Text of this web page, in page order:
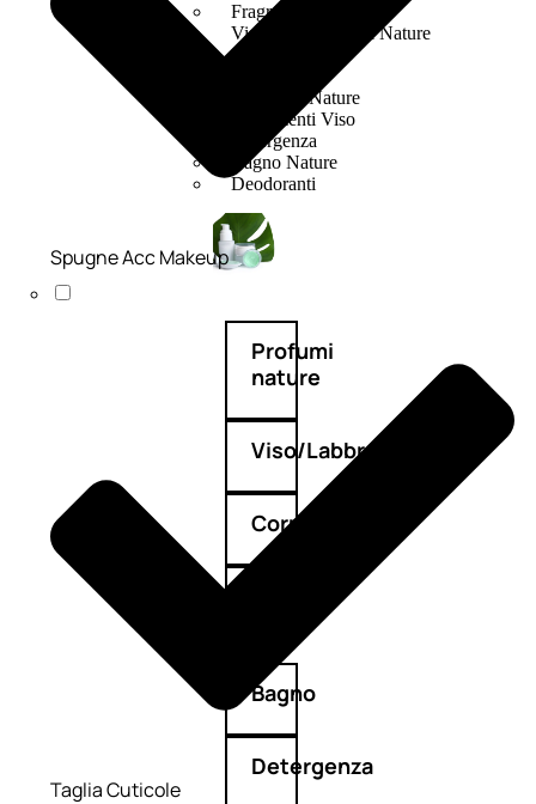
Fragranze Nature
Viso/Labbra/Occhi Nature
Corpo
Maschera Nature
Trattamenti Viso
Detergenza
Bagno Nature
Deodoranti
Profumi
nature
Viso/Labbra/Occhi
Corpo
Bagno
Detergenza
Spugne Acc Makeup
Taglia Cuticole